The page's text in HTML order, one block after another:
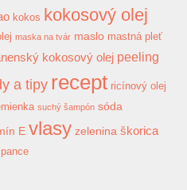
kokos kokosový olej
maska na tvár maslo mastná pleť
kokosový olej peeling
a tipy recept ricínový olej
suchý šampón sóda
E vlasy zelenina škorica